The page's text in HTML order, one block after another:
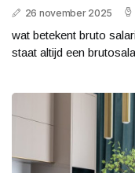
26 november 2025
wat betekent bruto
staat altijd een